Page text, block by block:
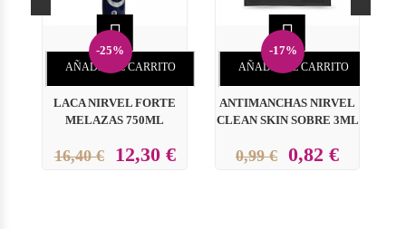
-25%

AÑADIR AL CARRITO
LACA NIRVEL FORTE
MELAZAS 750ML
16,40 € 12,30 €
-17%

AÑADIR AL CARRITO
ANTIMANCHAS NIRVEL
CLEAN SKIN SOBRE 3ML
0,99 € 0,82 €